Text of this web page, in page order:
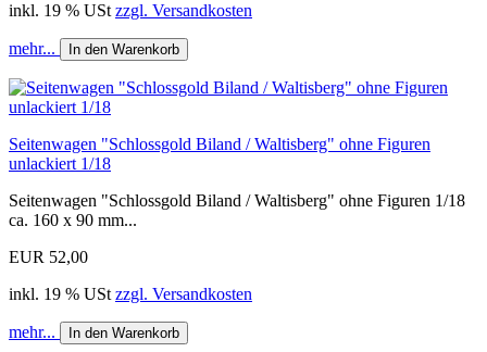
inkl. 19 % USt zzgl. Versandkosten
mehr... In den Warenkorb
Seitenwagen "Schlossgold Biland / Waltisberg" ohne Figuren
unlackiert 1/18
Seitenwagen "Schlossgold Biland / Waltisberg" ohne Figuren 1/18
ca. 160 x 90 mm...
EUR 52,00
inkl. 19 % USt zzgl. Versandkosten
mehr... In den Warenkorb